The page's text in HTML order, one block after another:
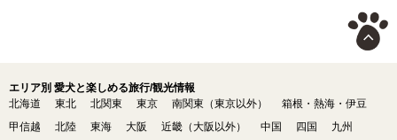
エリア別 愛犬と楽しめる旅行/観光情報
北海道
東北 北関東 東京 南関東（東京以外）
箱根・熱海・伊豆
甲信越
北陸 東海 大阪 近畿（大阪以外） 中国 四国
九州